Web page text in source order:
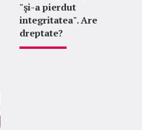
"şi-a pierdut
integritatea". Are
dreptate?